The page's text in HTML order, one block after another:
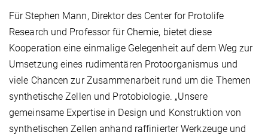
Für Stephen Mann, Direktor des Center for Protolife
Research und Professor für Chemie, bietet diese
Kooperation eine einmalige Gelegenheit auf dem Weg zur
Umsetzung eines rudimentären Protoorganismus und
viele Chancen zur Zusammenarbeit rund um die Themen
synthetische Zellen und Protobiologie. „Unsere
gemeinsame Expertise in Design und Konstruktion von
synthetischen Zellen anhand raffinierter Werkzeuge und